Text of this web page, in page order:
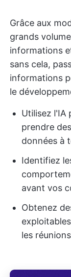
Grâce aux
grands
informations
sans cela,
informations
le
Utilisez l'IA
prendre
données à
Identifiez
avant vos
Obtenez
les